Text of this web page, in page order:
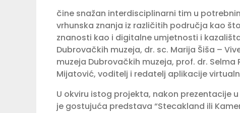
čine snažan interdisciplinarni tim u
vrhunska znanja iz različitih područja kao
znanosti kao i digitalne umjetnosti i
Dubrovačkih muzeja, dr. sc. Marija Šiša –
muzeja Dubrovačkih muzeja, prof. dr.
Mijatović, voditelj i redatelj aplikacije
U okviru istog projekta, nakon prezentacije
je gostujuća predstava “Stecakland ili